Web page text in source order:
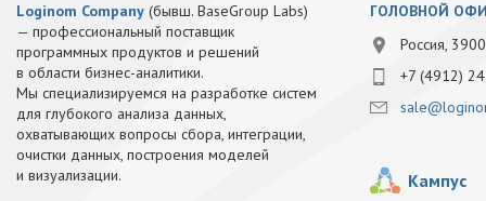
Loginom Company (бывш. BaseGroup Labs)
— профессиональный поставщик
программных продуктов и решений
в области бизнес-аналитики.
Мы специализируемся на разработке систем
для глубокого анализа данных,
охватывающих вопросы сбора, интеграции,
очистки данных, построения моделей
и визуализации.
ГОЛОВНОЙ
Россия,
+7 (4912)
Кампус